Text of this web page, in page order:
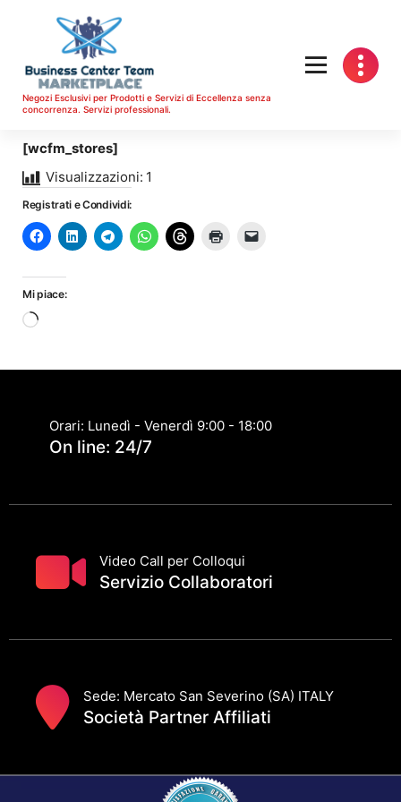
contenuto
Negozi Esclusivi per Prodotti e Servizi di Eccellenza senza
concorrenza. Servizi professionali.
[wcfm_stores]
Visualizzazioni: 1
Registrati e Condividi:
Mi piace:
Caricamento
Orari: Lunedì - Venerdì 9:00 - 18:00
On line: 24/7
Video Call per Colloqui
Servizio Collaboratori
Sede: Mercato San Severino (SA) ITALY
Società Partner Affiliati